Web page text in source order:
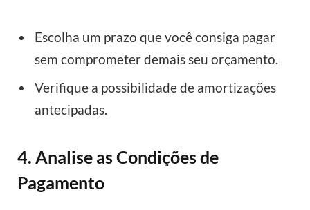
Escolha um prazo que você consiga pagar
sem comprometer demais seu orçamento.
Verifique a possibilidade de amortizações
antecipadas.
4. Analise as Condições de
Pagamento